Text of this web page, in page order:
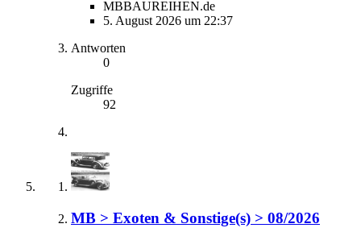
MBBAUREIHEN.de
5. August 2026 um 22:37
Antworten
0
Zugriffe
92
MB > Exoten & Sonstige(s) > 08/2026